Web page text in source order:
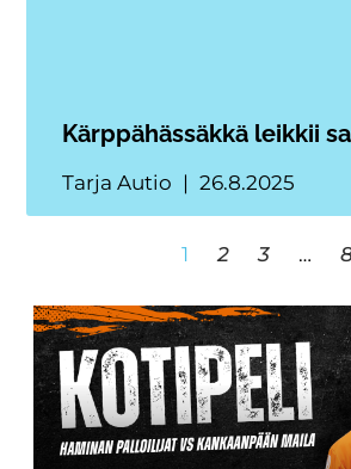
Kärppähässäkkä leikkii
Tarja Autio 26.8.2025
1 2 3 …